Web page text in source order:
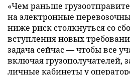
«Чем раньше
на электронные
ниже риск столкнуться со
вступления новых
задача сейчас — чтобы все
включая грузополучателей,
личные кабинеты у